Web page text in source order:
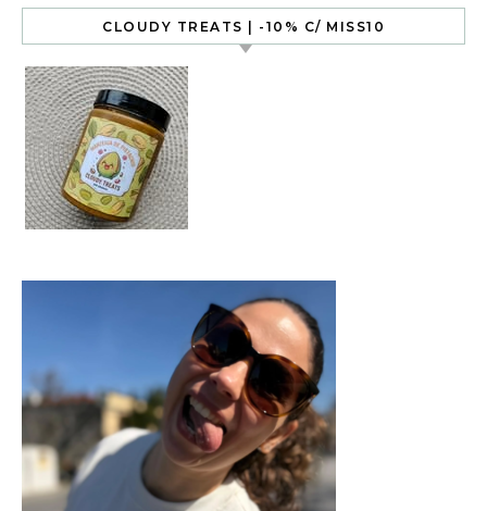
CLOUDY TREATS | -10% C/ MISS10